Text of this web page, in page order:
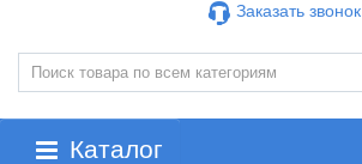
Заказать звонок
Каталог